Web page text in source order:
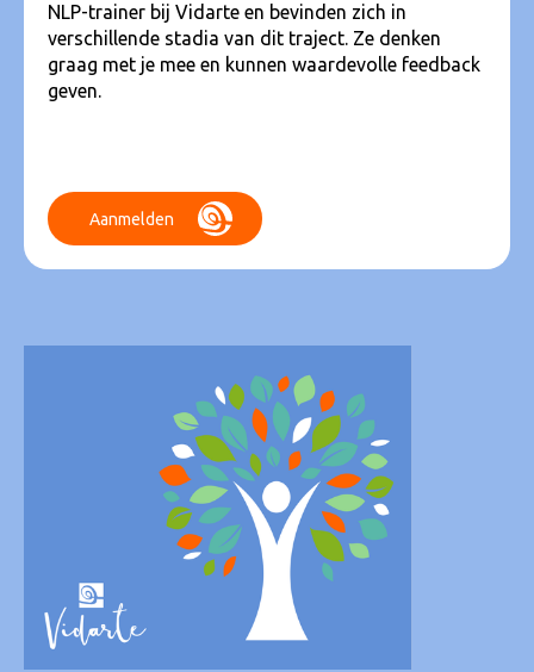
NLP-trainer bij Vidarte en bevinden zich in
verschillende stadia van dit traject. Ze denken
graag met je mee en kunnen waardevolle feedback
geven.
Aanmelden